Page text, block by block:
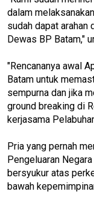
dalam
sudah dapat arahan
Dewas BP Batam,"
"Rencananya awal
Batam untuk
sempurna dan jika
ground breaking di
kerjasama
Pria yang pernah
Pengeluaran
bersyukur atas
bawah